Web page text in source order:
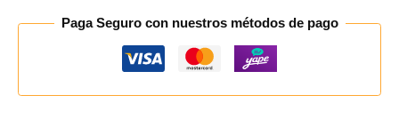
Paga Seguro con nuestros métodos de pago